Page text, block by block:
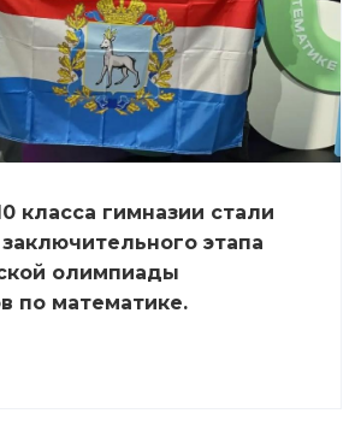
класса гимназии стали
этапа
олимпиады
по математике.